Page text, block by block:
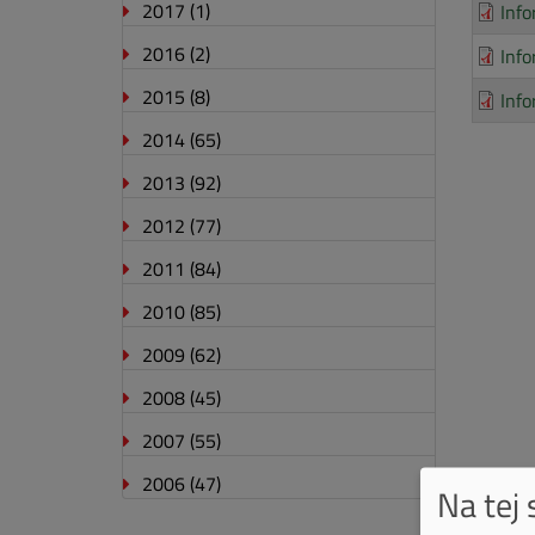
2017 (1)
2016 (2)
2015 (8)
2014 (65)
2013 (92)
2012 (77)
2011 (84)
2010 (85)
2009 (62)
2008 (45)
2007 (55)
2006 (47) Na tej